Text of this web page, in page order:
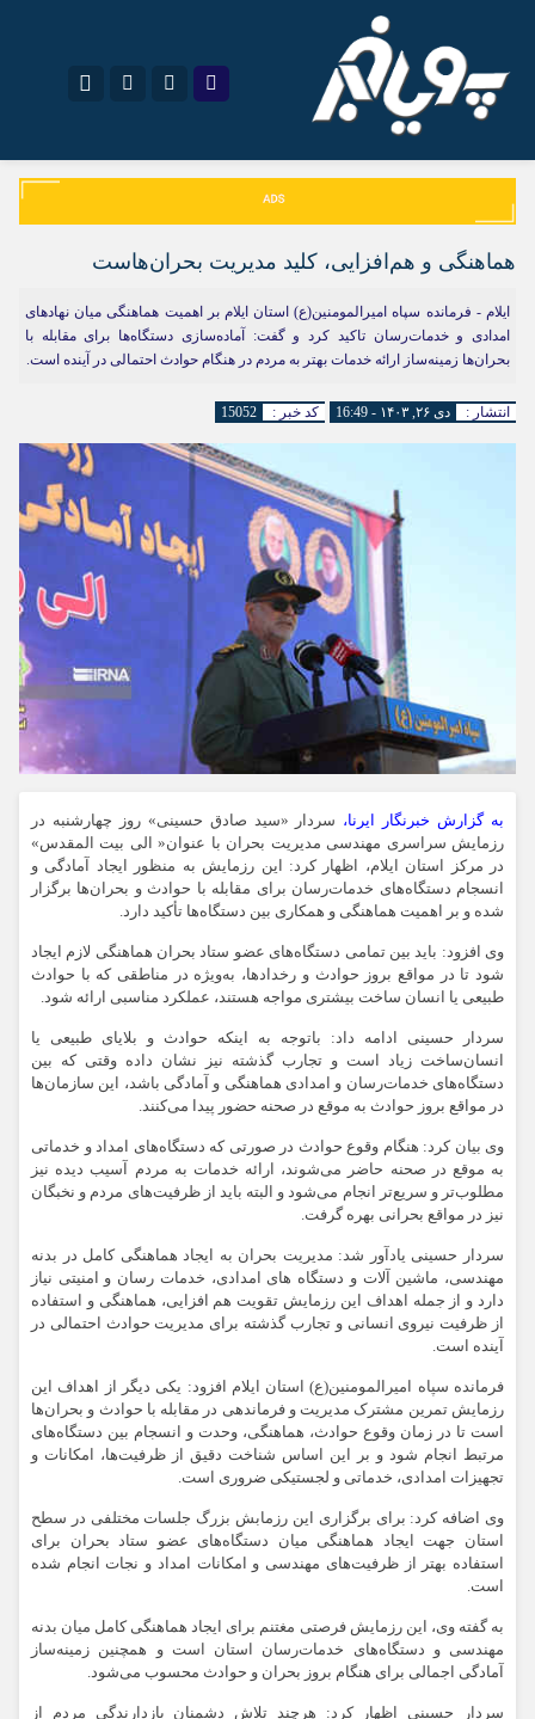
اینستاگرام تلگرام نام کاربری یا نشانی ایمیل
رمز عبور
مرا به خاطر بسپار
هماهنگی و هم‌افزایی، کلید مدیریت بحران‌هاست
ایلام - فرمانده سپاه امیرالمومنین(ع) استان ایلام بر اهمیت هماهنگی میان نهادهای
امدادی و خدمات‌رسان تاکید کرد و گفت: آماده‌سازی دستگاه‌ها برای مقابله با
بحران‌ها زمینه‌ساز ارائه خدمات بهتر به مردم در هنگام حوادث احتمالی در آینده است.
انتشار : دی ۲۶, ۱۴۰۳ - 16:49 کد خبر : 15052
به گزارش خبرنگار ایرنا، سردار «سید صادق حسینی» روز چهارشنبه در
رزمایش سراسری مهندسی مدیریت بحران با عنوان« الی بیت المقدس»
در مرکز استان ایلام، اظهار کرد: این رزمایش به منظور ایجاد آمادگی و
انسجام دستگاه‌های خدمات‌رسان برای مقابله با حوادث و بحران‌ها برگزار
شده و بر اهمیت هماهنگی و همکاری بین دستگاه‌ها تأکید دارد.
وی افزود: باید بین تمامی دستگاه‌های عضو ستاد بحران هماهنگی لازم ایجاد
شود تا در مواقع بروز حوادث و رخدادها، به‌ویژه در مناطقی که با حوادث
طبیعی یا انسان ساخت بیشتری مواجه هستند، عملکرد مناسبی ارائه شود.
سردار حسینی ادامه داد: باتوجه به اینکه حوادث و بلایای طبیعی یا
انسان‌ساخت زیاد است و تجارب گذشته نیز نشان داده وقتی که بین
دستگاه‌های خدمات‌رسان و امدادی هماهنگی و آمادگی باشد، این سازمان‌ها
در مواقع بروز حوادث به موقع در صحنه حضور پیدا می‌کنند.
وی بیان کرد: هنگام وقوع حوادث در صورتی که دستگاه‌های امداد و خدماتی
به موقع در صحنه حاضر می‌شوند، ارائه خدمات به مردم آسیب دیده نیز
مطلوب‌تر و سریع‌تر انجام می‌شود و البته باید از ظرفیت‌های مردم و نخبگان
نیز در مواقع بحرانی بهره گرفت.
سردار حسینی یادآور شد: مدیریت بحران به ایجاد هماهنگی کامل در بدنه
مهندسی، ماشین آلات و دستگاه های امدادی، خدمات رسان و امنیتی نیاز
دارد و از جمله اهداف این رزمایش تقویت هم افزایی، هماهنگی و استفاده
از ظرفیت نیروی انسانی و تجارب گذشته برای مدیریت حوادث احتمالی در
آینده است.
فرمانده سپاه امیرالمومنین(ع) استان ایلام افزود: یکی دیگر از اهداف این
رزمایش تمرین مشترک مدیریت و فرماندهی در مقابله با حوادث و بحران‌ها
است تا در زمان وقوع حوادث، هماهنگی، وحدت و انسجام بین دستگاه‌های
مرتبط انجام شود و بر این اساس شناخت دقیق از ظرفیت‌ها، امکانات و
تجهیزات امدادی، خدماتی و لجستیکی ضروری است.
وی اضافه کرد: برای برگزاری این رزمابش بزرگ جلسات مختلفی در سطح
استان جهت ایجاد هماهنگی میان دستگاه‌های عضو ستاد بحران برای
استفاده بهتر از ظرفیت‌های مهندسی و امکانات امداد و نجات انجام شده
است.
به گفته وی، این رزمایش فرصتی مغتنم برای ایجاد هماهنگی کامل میان بدنه
مهندسی و دستگاه‌های خدمات‌رسان استان است و همچنین زمینه‌ساز
آمادگی اجمالی برای هنگام بروز بحران و حوادث محسوب می‌شود.
سردار حسینی اظهار کرد: هرچند تلاش دشمنان بازدارندگی مردم از